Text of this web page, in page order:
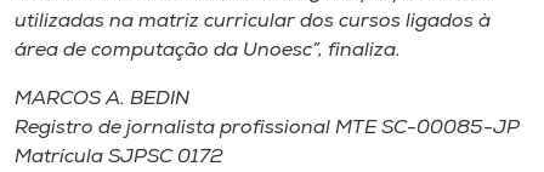
utilizadas na matriz curricular dos cursos ligados à
área de computação da Unoesc”, finaliza.
MARCOS A. BEDIN
Registro de jornalista profissional MTE SC-00085-JP
Matrícula SJPSC 0172